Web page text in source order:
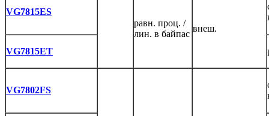
VG7815ES
равн. проц. /
лин. в байпас
внеш.
VG7815ET
VG7802FS